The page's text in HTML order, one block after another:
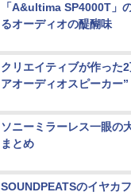
「A&ultima SP4000T」
るオーディオの醍醐味
クリエイティブが作った
アオーディオスピーカー”
ソニーミラーレス一眼の
まとめ
SOUNDPEATSのイヤカ